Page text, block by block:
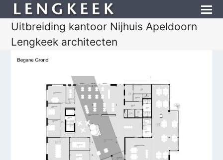
Uitbreiding kantoor Nijhuis Apeldoorn
Lengkeek architecten